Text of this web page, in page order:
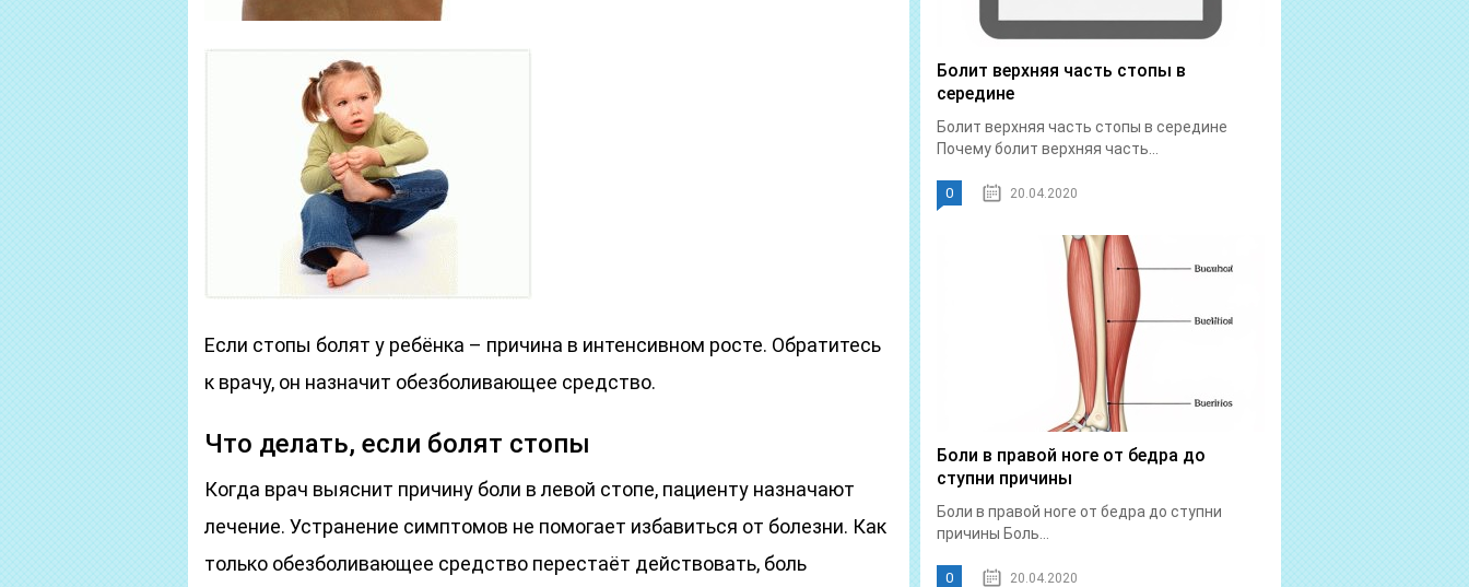
Если стопы болят у ребёнка – причина в интенсивном росте. Обратитесь
к врачу, он назначит обезболивающее средство.
Что делать, если болят стопы
Когда врач выяснит причину боли в левой стопе, пациенту назначают
лечение. Устранение симптомов не помогает избавиться от болезни. Как
только обезболивающее средство перестаёт действовать, боль
Болит верхняя часть стопы в
середине
Болит верхняя часть стопы в середине
Почему болит верхняя часть...
0 20.04.2020
Боли в правой ноге от бедра до
ступни причины
Боли в правой ноге от бедра до ступни
причины Боль...
0 20.04.2020